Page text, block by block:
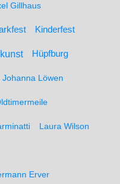
Gillhaus
Kinderfest
Hüpfburg
Johanna Löwen
Laura Wilson
Erver